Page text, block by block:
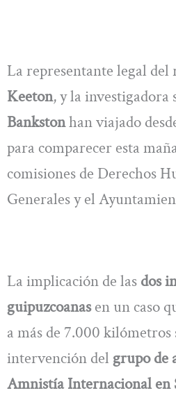
La representante legal del
Keeton, y la investigadora
Bankstonhan viajado
para comparecer esta
comisiones de Derechos
Generales y el
La implicación de las dos
guipuzcoanasen un caso
a más de 7.000 kilómetros
intervención del grupo de
Amnistía Internacional en